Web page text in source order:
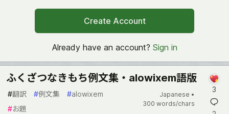
Create Account
Already have an account? Sign in
ふくざつなきもち例文集・alowixem語版
#翻訳 #例文集 #alowixem
#お題
Japanese •
300 words/chars
3